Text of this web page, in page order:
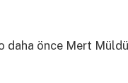
daha önce Mert